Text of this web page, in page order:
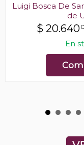
Luigi Bosca De
de
$ 20.640
En